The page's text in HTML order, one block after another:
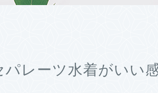
レーツ水着がいい感